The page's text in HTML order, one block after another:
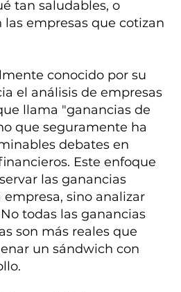
tan saludables, o
las empresas que cotizan
conocido por su
el análisis de empresas
llama "ganancias de
que seguramente ha
debates en
Este enfoque
las ganancias
sino analizar
todas las ganancias
son más reales que
un sándwich con